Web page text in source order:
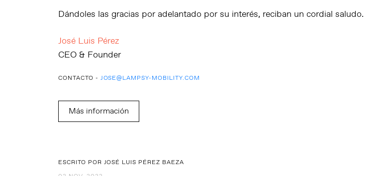
Dándoles las gracias por adelantado por su interés, reciban un cordial saludo.
José Luis Pérez
CEO & Founder
CONTACTO - JOSE@LAMPSY-MOBILITY.COM
Más información
ESCRITO POR JOSÉ LUIS PÉREZ BAEZA